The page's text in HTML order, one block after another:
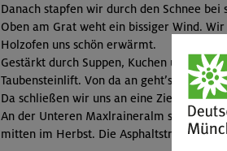
Danach stapfen wir durch den Schnee
Oben am Grat weht ein bissiger Wind.
Holzofen uns schön erwärmt.
Gestärkt durch Suppen, Kuchen und
Taubensteinlift. Von da an geht’s hinab
Da schließen wir uns an eine
An der Unteren Maxlraineralm schließt
mitten im Herbst. Die Asphaltstraße bringt